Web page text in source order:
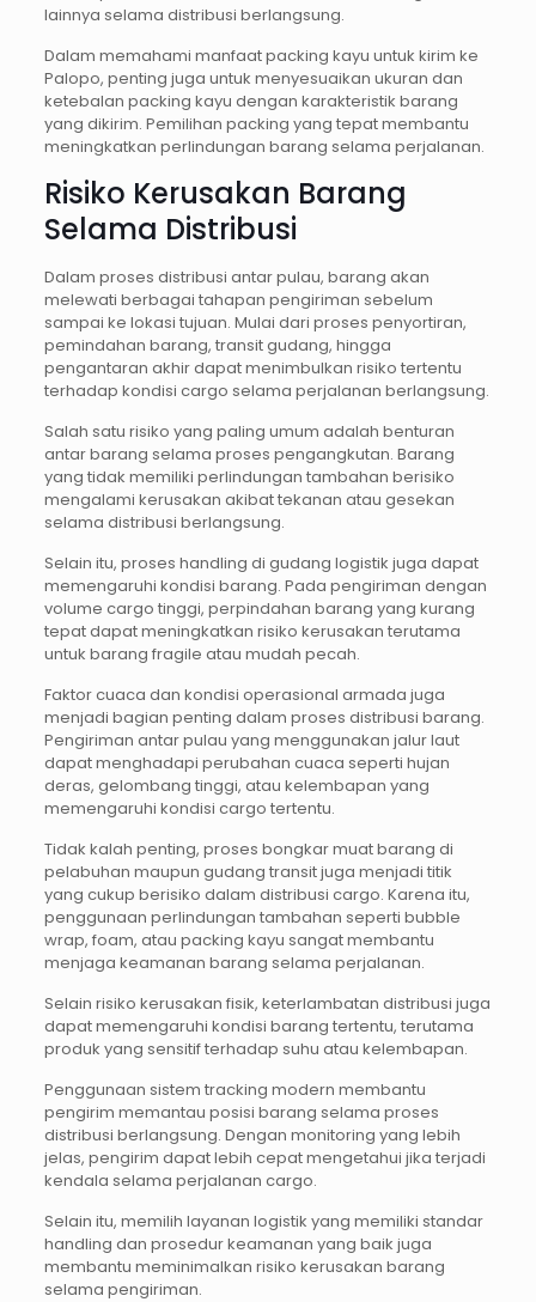
lainnya selama distribusi berlangsung.
Dalam memahami manfaat packing kayu untuk kirim ke
Palopo, penting juga untuk menyesuaikan ukuran dan
ketebalan packing kayu dengan karakteristik barang
yang dikirim. Pemilihan packing yang tepat membantu
meningkatkan perlindungan barang selama perjalanan.
Risiko Kerusakan Barang
Selama Distribusi
Dalam proses distribusi antar pulau, barang akan
melewati berbagai tahapan pengiriman sebelum
sampai ke lokasi tujuan. Mulai dari proses penyortiran,
pemindahan barang, transit gudang, hingga
pengantaran akhir dapat menimbulkan risiko tertentu
terhadap kondisi cargo selama perjalanan berlangsung.
Salah satu risiko yang paling umum adalah benturan
antar barang selama proses pengangkutan. Barang
yang tidak memiliki perlindungan tambahan berisiko
mengalami kerusakan akibat tekanan atau gesekan
selama distribusi berlangsung.
Selain itu, proses handling di gudang logistik juga dapat
memengaruhi kondisi barang. Pada pengiriman dengan
volume cargo tinggi, perpindahan barang yang kurang
tepat dapat meningkatkan risiko kerusakan terutama
untuk barang fragile atau mudah pecah.
Faktor cuaca dan kondisi operasional armada juga
menjadi bagian penting dalam proses distribusi barang.
Pengiriman antar pulau yang menggunakan jalur laut
dapat menghadapi perubahan cuaca seperti hujan
deras, gelombang tinggi, atau kelembapan yang
memengaruhi kondisi cargo tertentu.
Tidak kalah penting, proses bongkar muat barang di
pelabuhan maupun gudang transit juga menjadi titik
yang cukup berisiko dalam distribusi cargo. Karena itu,
penggunaan perlindungan tambahan seperti bubble
wrap, foam, atau packing kayu sangat membantu
menjaga keamanan barang selama perjalanan.
Selain risiko kerusakan fisik, keterlambatan distribusi juga
dapat memengaruhi kondisi barang tertentu, terutama
produk yang sensitif terhadap suhu atau kelembapan.
Penggunaan sistem tracking modern membantu
pengirim memantau posisi barang selama proses
distribusi berlangsung. Dengan monitoring yang lebih
jelas, pengirim dapat lebih cepat mengetahui jika terjadi
kendala selama perjalanan cargo.
Selain itu, memilih layanan logistik yang memiliki standar
handling dan prosedur keamanan yang baik juga
membantu meminimalkan risiko kerusakan barang
selama pengiriman.